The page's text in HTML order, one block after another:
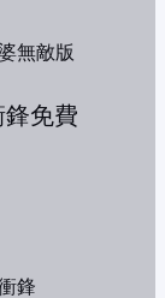
無敵版
鋒